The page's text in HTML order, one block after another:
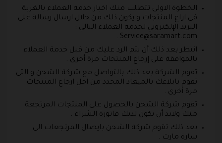
الخطوة الاولى تتطلب منك اخبار خدمة العملاء بالغربة
في اراع المنتجات و يكون ذلك من خلال ارسال رسالة على
البريد الإلكتروني لخدمة العملاء التالي :
Service@saramart.com
.
انتظر بعد ذلك أن يتم الرد عليك من قبل خدمة العملاء
بالموافقة على إرجاع المنتجات مرة أخرى .
تقوم الشركة بعد ذلك بالتواصل مع شركة الشحن و التي
تقوم بابلاغك بالميعاد المحدد من اجل ارجاع المنتجات
مرة أخرى .
تقوم شركة الشحن بالحصول على المنتجات المرتجعة
منك ولابد أن يكون لديك فاتورة الشراء .
بعد ذلك تقوم شركة الشحن بايصال المرتجعات الى
سارة مارت .